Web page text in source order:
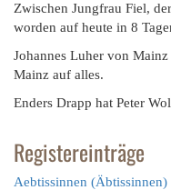
Zwischen Jungfrau Fiel,
worden auf heute in 8
Johannes Luher von
Mainz auf alles.
Enders Drapp hat Peter
Registereinträge
Aebtissinnen (Äbtissinnen)